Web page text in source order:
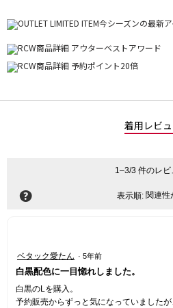
着用レビ
1–3/3 件のレビ
? 表示順: 関連性
5
／
5
個
ベタック愛たん · 5年前
白黒配色に一目惚れしました。
白黒のLを購入。
予約販売からずっと気になっていました